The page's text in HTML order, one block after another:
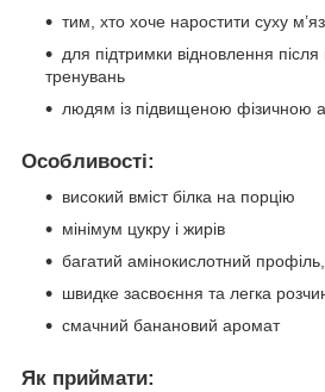
тим, хто хоче наростити суху
для підтримки відновлення після
тренувань
людям із підвищеною фізичною
Особливості:
високий вміст білка на порцію
мінімум цукру і жирів
багатий амінокислотний
швидке засвоєння та легка
смачний банановий аромат
Як приймати: